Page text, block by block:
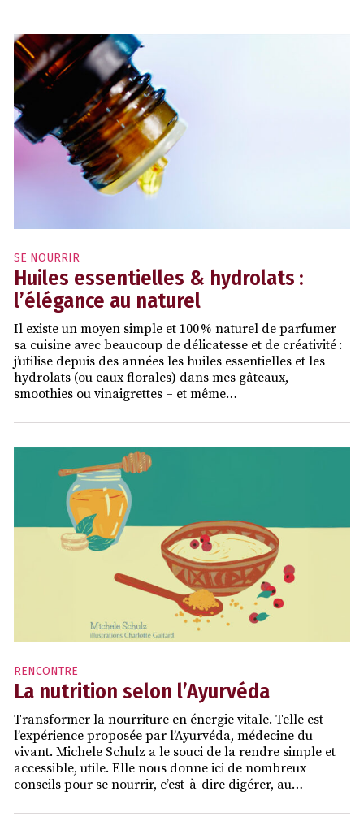
SE NOURRIR
Huiles essentielles & hydrolats :
l’élégance au naturel
Il existe un moyen simple et 100 % naturel de parfumer
sa cuisine avec beaucoup de délicatesse et de créativité :
j’utilise depuis des années les huiles essentielles et les
hydrolats (ou eaux florales) dans mes gâteaux,
smoothies ou vinaigrettes – et même…
RENCONTRE
La nutrition selon l’Ayurvéda
Transformer la nourriture en énergie vitale. Telle est
l’expérience proposée par l’Ayurvéda, médecine du
vivant. Michele Schulz a le souci de la rendre simple et
accessible, utile. Elle nous donne ici de nombreux
conseils pour se nourrir, c’est-à-dire digérer, au…